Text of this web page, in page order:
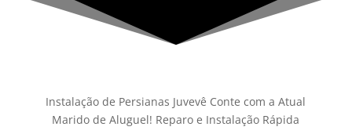
Instalação de Persianas Juvevê Conte com a Atual
Marido de Aluguel! Reparo e Instalação Rápida